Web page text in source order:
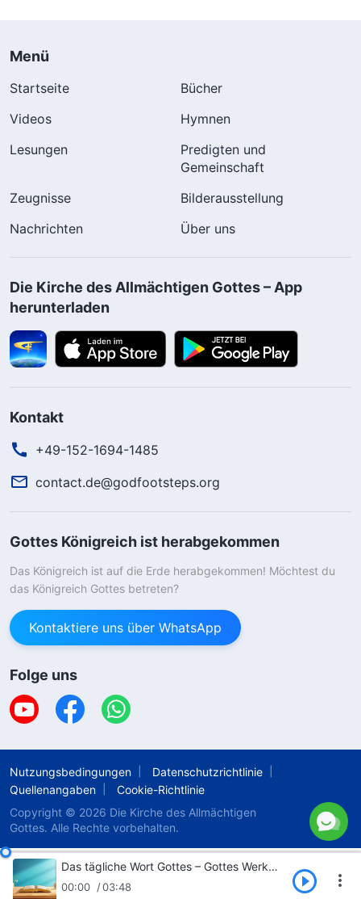
Menü
Startseite
Bücher
Videos
Hymnen
Lesungen
Predigten und
Gemeinschaft
Zeugnisse
Bilderausstellung
Nachrichten
Über uns
Die Kirche des Allmächtigen Gottes – App
herunterladen
Kontakt
+49-152-1694-1485
contact.de@godfootsteps.org
Gottes Königreich ist herabgekommen
Das Königreich ist auf die Erde herabgekommen! Möchtest du
das Königreich Gottes betreten?
Kontaktiere uns über WhatsApp
Folge uns
Nutzungsbedingungen
Datenschutzrichtlinie
Quellenangaben
Cookie-Richtlinie
Copyright © 2026 Die Kirche des Allmächtigen
Gottes. Alle Rechte vorbehalten.
Das tägliche Wort Gottes – Gottes Werk kennen | Auszug 222
00:00 03:48